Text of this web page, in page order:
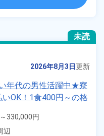
未読
2026年8月3日更新
年代の男性活躍中★寮
OK！1食400円～の格
《栃木県小山市》
330,000円
円
辺